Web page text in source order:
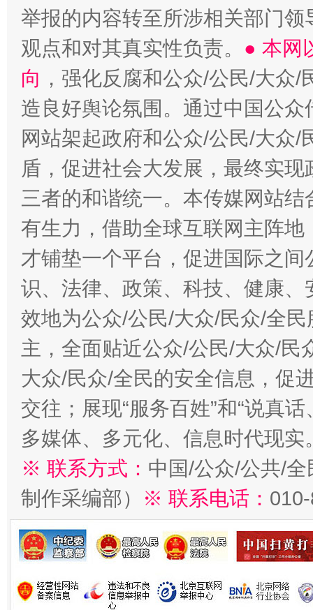
举报的内容转至所涉相关部门
观点和对其真实性负责。 ● 本网
向 ，强化反腐和公众/公民/大众
造良好舆论氛围。通过中国公
网站架起政府和公众/公民/大众
盾，促进社会大发展，最终实
三者的和谐统一。本传媒网站
有生力，借助全球互联网主阵
才铺垫一个平台，促进国际之
识、法律、政策、科技、健康
效地为公众/公民/大众/民众/全
主，全面贴近公众/公民/大众/民
大众/民众/全民的安全信息，促
交往；展现“服务百姓”和“说真
多媒体、多元化、信息时代现实
※ 联系方式： 中国/公众/公共/
制作采编部）
※ 联系电话：